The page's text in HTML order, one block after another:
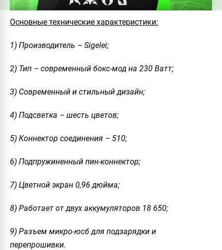
Основные технические характеристики:
1) Производитель – Sigelei;
2) Тип – современный бокс-мод на 230 Ватт;
3) Современный и стильный дизайн;
4) Подсветка – шесть цветов;
5) Коннектор соединения – 510;
6) Подпружиненный пин-коннектор;
7) Цветной экран 0,96 дюйма;
8) Работает от двух аккумуляторов 18 650;
9) Разъем микро-юсб для подзарядки и
перепрошивки.